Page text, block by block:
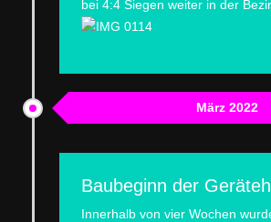
bei 4:4 Siegen weiter in der
März 2022
Baubeginn der
Innerhalb von vier Wochen